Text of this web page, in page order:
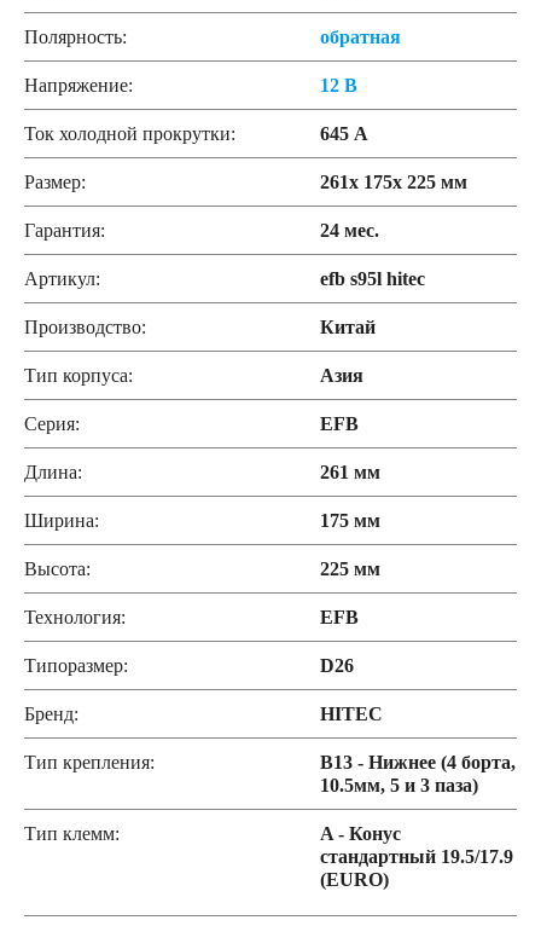
Полярность: обратная
Напряжение: 12 В
Ток холодной прокрутки: 645 А
Размер: 261x 175x 225 мм
Гарантия: 24 мес.
Артикул: efb s95l hitec
Производство: Китай
Тип корпуса: Азия
Серия: EFB
Длина: 261 мм
Ширина: 175 мм
Высота: 225 мм
Технология: EFB
Типоразмер: D26
Бренд: HITEC
Тип крепления:
B13 - Нижнее (4 борта,
10.5мм, 5 и 3 паза)
Тип клемм:
A - Конус
стандартный 19.5/17.9
(EURO)